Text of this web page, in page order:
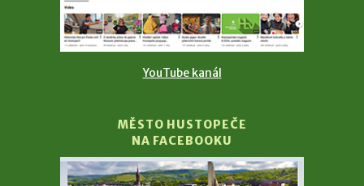
YouTube kanál
MĚSTO HUSTOPEČE
NA FACEBOOKU